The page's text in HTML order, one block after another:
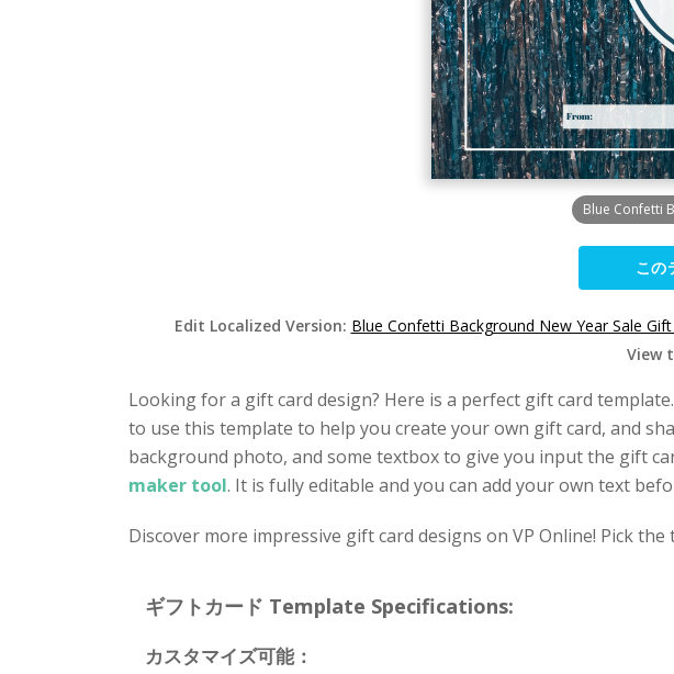
Blue Confetti
この
Edit Localized Version: Blue Confetti Background New Year Sale Gift
View
Looking for a gift card design? Here is a perfect gift card
to use this template to help you create your own gift card, and
background photo, and some textbox to give you input the gift
maker tool. It is fully editable and you can add your own text
Discover more impressive gift card designs on VP Online! Pick
ギフトカード Template Specifications:
カスタマイズ可能：